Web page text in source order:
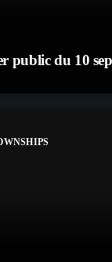
public du 10